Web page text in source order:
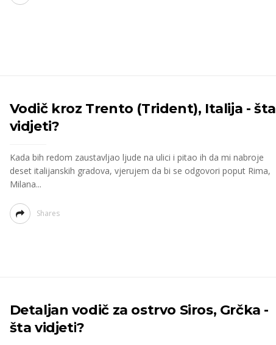
Vodič kroz Trento (Trident), Italija - šta
vidjeti?
Kada bih redom zaustavljao ljude na ulici i pitao ih da mi nabroje
deset italijanskih gradova, vjerujem da bi se odgovori poput Rima,
Milana...
Shares
Detaljan vodič za ostrvo Siros, Grčka -
šta vidjeti?